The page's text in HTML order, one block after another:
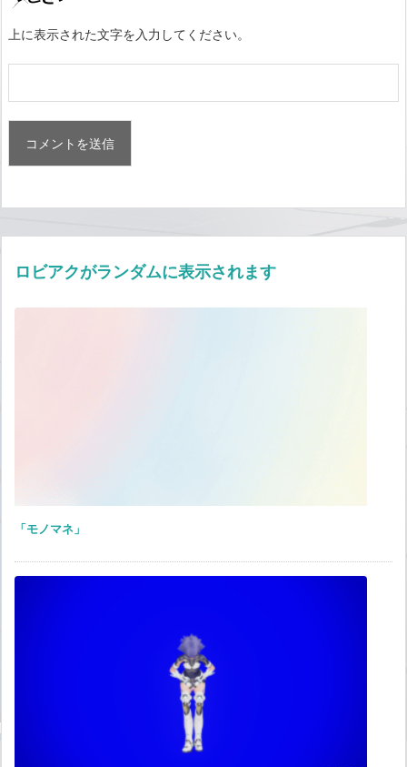
上に表示された文字を入力してください。
ロビアクがランダムに表示されます
「モノマネ」